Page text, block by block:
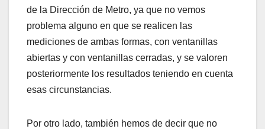
de la Dirección de Metro, ya que no vemos
problema alguno en que se realicen las
mediciones de ambas formas, con ventanillas
abiertas y con ventanillas cerradas, y se valoren
posteriormente los resultados teniendo en cuenta
esas circunstancias.
Por otro lado, también hemos de decir que no